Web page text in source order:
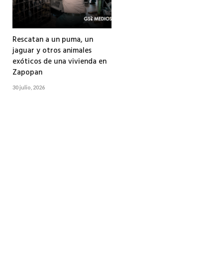
Rescatan a un puma, un
jaguar y otros animales
exóticos de una vivienda en
Zapopan
30 julio, 2026